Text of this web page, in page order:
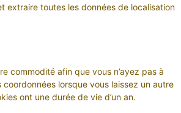
extraire toutes les données de localisation
commodité afin que vous n’ayez pas à
coordonnées lorsque vous laissez un autre
ont une durée de vie d’un an.